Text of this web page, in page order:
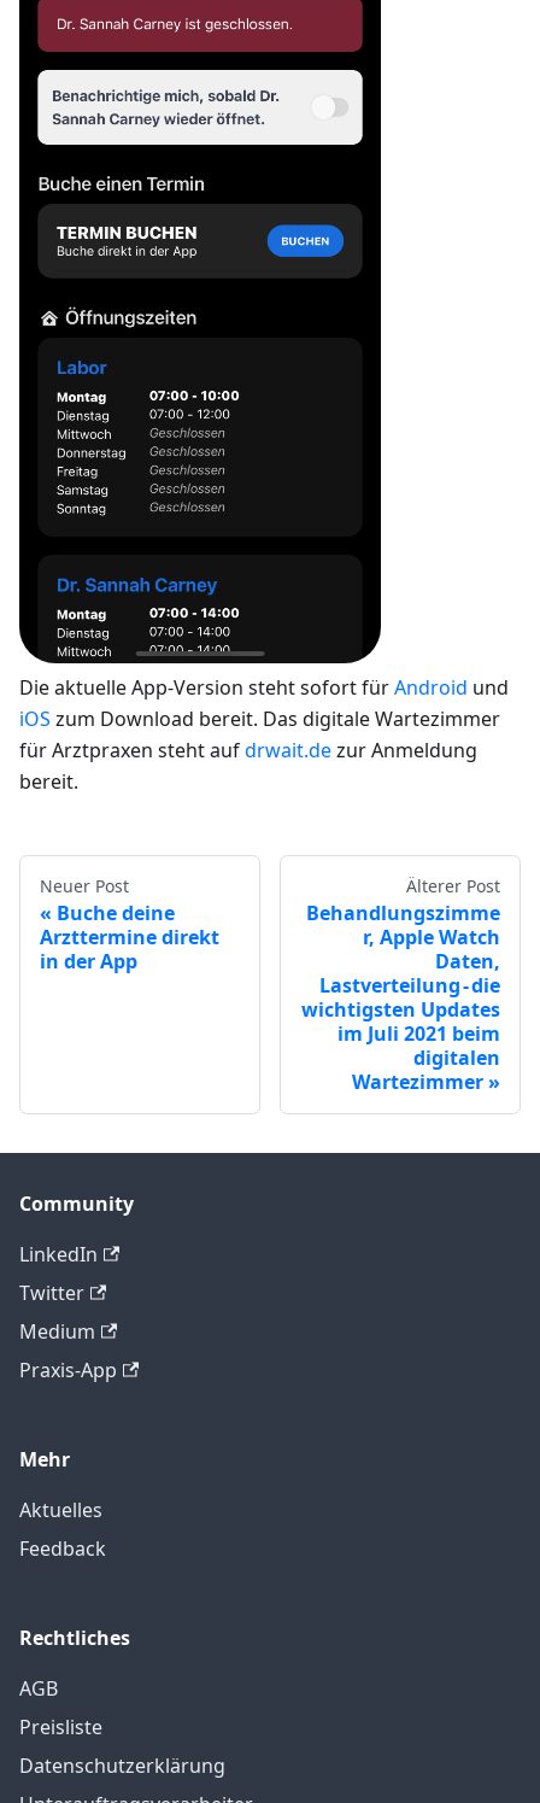
Die aktuelle App-Version steht sofort fürAndroid und
iOS zum Download bereit. Das digitale Wartezimmer
für Arztpraxen steht aufdrwait.dezur Anmeldung
bereit.
Neuer Post
Buche deine
Arzttermine direkt
in der App
Älterer Post
Behandlungszimme
r, Apple Watch
Daten,
Lastverteilung - die
wichtigsten Updates
im Juli 2021 beim
digitalen
Wartezimmer
Community
LinkedIn
Twitter
Medium
Praxis-App
Mehr
Aktuelles
Feedback
Rechtliches
AGB
Preisliste
Datenschutzerklärung